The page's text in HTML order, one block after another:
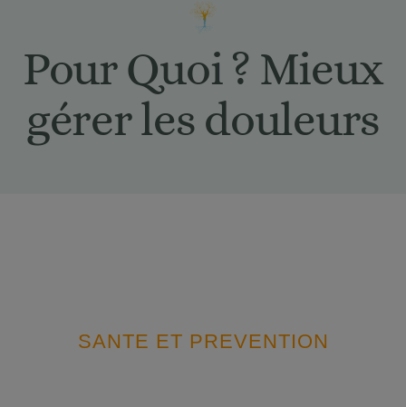
Pour Quoi ? Mieux
gérer les douleurs
SANTE ET PREVENTION